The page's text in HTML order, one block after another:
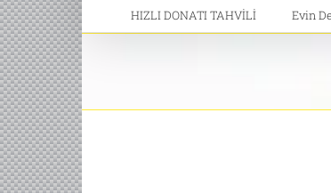
HIZLI DONATI TAHVİLİ Evin